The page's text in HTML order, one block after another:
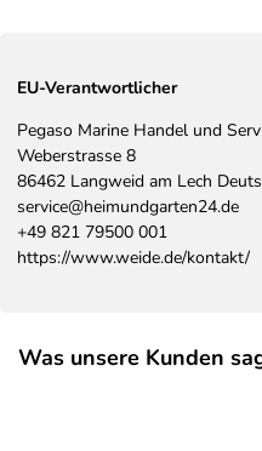
EU-Verantwortlicher
Pegaso Marine Handel und
Weberstrasse 8
86462 Langweid am Lech
service@heimundgarten24.de
+49 821 79500 001
https://www.weide.de/kontakt/
Was unsere Kunden